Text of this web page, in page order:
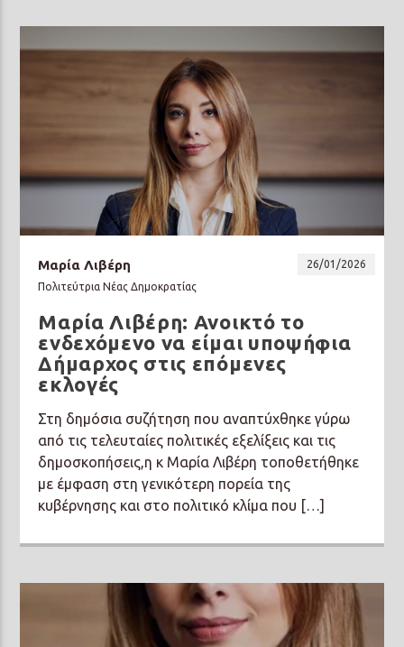
Μαρία Λιβέρη
26/01/2026
Πολιτεύτρια Νέας Δημοκρατίας
Μαρία Λιβέρη: Ανοικτό το
ενδεχόμενο να είμαι υποψήφια
Δήμαρχος στις επόμενες
εκλογές
Στη δημόσια συζήτηση που αναπτύχθηκε γύρω
από τις τελευταίες πολιτικές εξελίξεις και τις
δημοσκοπήσεις,η κ Μαρία Λιβέρη τοποθετήθηκε
με έμφαση στη γενικότερη πορεία της
κυβέρνησης και στο πολιτικό κλίμα που […]